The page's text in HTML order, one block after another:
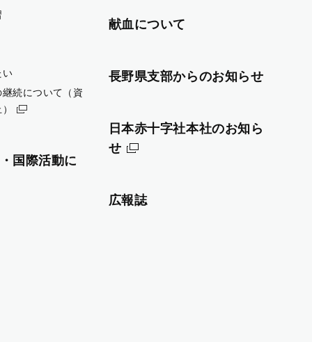
い
続について（資
国際活動に
献血について
長野県支部からのお知らせ
日本赤十字社本社のお知ら
せ
広報誌